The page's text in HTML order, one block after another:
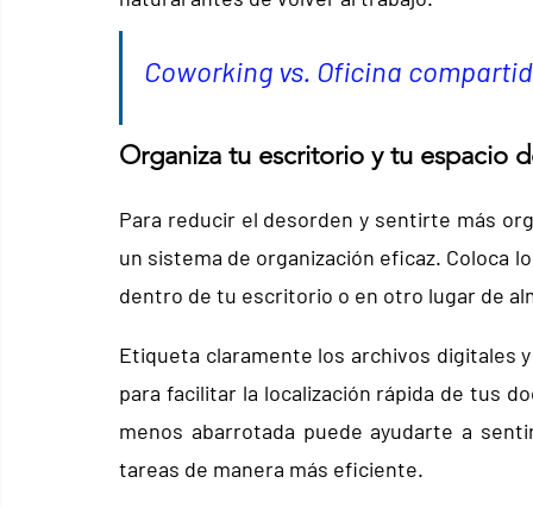
Coworking vs. Oficina
Organiza tu escritorio y tu espacio
Para reducir el desorden y sentirte más
un sistema de organización eficaz. Coloca
dentro de tu escritorio o en otro lugar de
Etiqueta claramente los archivos digitales
para facilitar la localización rápida de tus
menos abarrotada puede ayudarte a
tareas de manera más eficiente.